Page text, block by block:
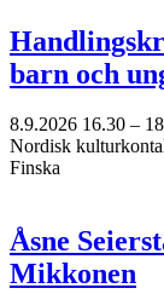
barn och
8.9.2026 16.30 –
Nordisk
Finska
Åsne
Mikkonen